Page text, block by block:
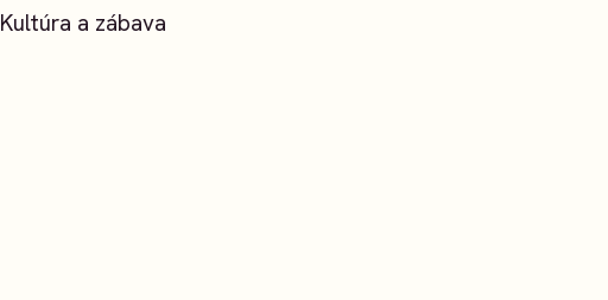
Kultúra a zábava